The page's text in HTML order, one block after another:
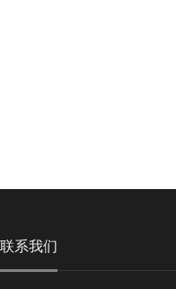
联系我们